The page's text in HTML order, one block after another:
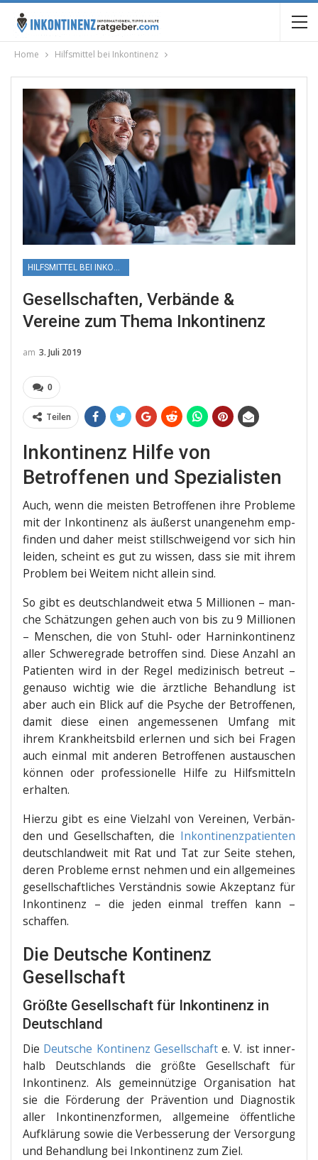
Home Hilfsmittel bei Inkontinenz
HILFSMITTEL BEI INKONTINENZ
Gesellschaften, Verbände &
Vereine zum Thema Inkontinenz
am 3. Juli 2019
0
Teilen
Inkontinenz Hilfe von
Betroffenen und Spezialisten
Auch, wenn die meis­ten Betrof­fe­nen ihre Pro­ble­me
mit der Inkon­ti­nenz als äußerst unan­ge­nehm emp­
fin­den und daher meist still­schwei­gend vor sich hin
lei­den, scheint es gut zu wis­sen, dass sie mit ihrem
Pro­blem bei Wei­tem nicht allein sind.
So gibt es deutsch­land­weit etwa 5 Mil­lio­nen – man­
che Schät­zun­gen gehen auch von bis zu 9 Mil­lio­nen
– Men­schen, die von Stuhl- oder Harn­in­kon­ti­nenz
aller Schwe­re­gra­de betrof­fen sind. Die­se Anzahl an
Pati­en­ten wird in der Regel medi­zi­nisch betreut –
genau­so wich­tig wie die ärzt­li­che Behand­lung ist
aber auch ein Blick auf die Psy­che der Betrof­fe­nen,
damit die­se einen ange­mes­se­nen Umfang mit
ihrem Krank­heits­bild erler­nen und sich bei Fra­gen
auch ein­mal mit ande­ren Betrof­fe­nen aus­tau­schen
kön­nen oder pro­fes­sio­nel­le Hil­fe zu Hilfs­mit­teln
erhalten.
Hier­zu gibt es eine Viel­zahl von Ver­ei­nen, Ver­bän­
den und Gesell­schaf­ten, die Inkon­ti­nenz­pa­ti­en­ten
deutsch­land­weit mit Rat und Tat zur Sei­te ste­hen,
deren Pro­ble­me ernst neh­men und ein all­ge­mei­nes
gesell­schaft­li­ches Ver­ständ­nis sowie Akzep­tanz für
Inkon­ti­nenz – die jeden ein­mal tref­fen kann –
schaffen.
Die Deutsche Kontinenz
Gesellschaft
Größte Gesellschaft für Inkontinenz in
Deutschland
Die Deut­sche Kon­ti­nenz Gesell­schafte. V. ist inner­
halb Deutsch­lands die größ­te Gesell­schaft für
Inkon­ti­nenz. Als gemein­nüt­zi­ge Orga­ni­sa­ti­on hat
sie die För­de­rung der Prä­ven­ti­on und Dia­gnos­tik
aller Inkon­ti­nenz­for­men, all­ge­mei­ne öffent­li­che
Auf­klä­rung sowie die Ver­bes­se­rung der Ver­sor­gung
und Behand­lung bei Inkon­ti­nenz zum Ziel.